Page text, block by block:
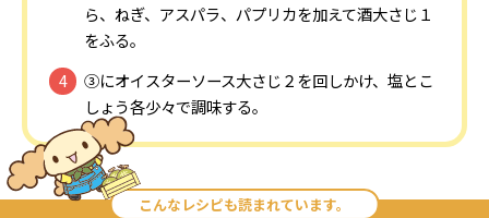
ら、ねぎ、アスパラ、パプリカを加えて酒大さじ１
をふる。
③にオイスターソース大さじ２を回しかけ、塩とこ
しょう各少々で調味する。
こんなレシピも読まれています。